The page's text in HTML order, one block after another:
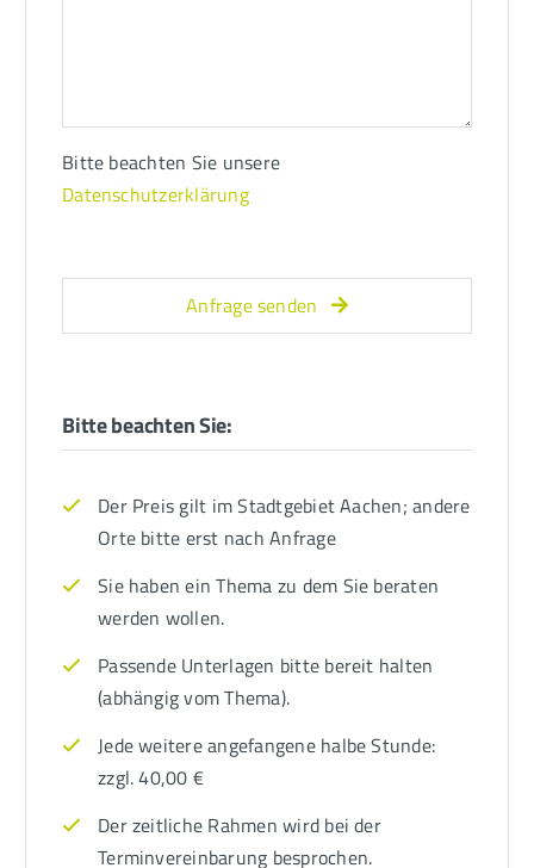
Bitte beachten Sie unsere
Datenschutzerklärung
Anfrage senden
Bitte beachten Sie:
Der Preis gilt im Stadtgebiet Aachen; andere
Orte bitte erst nach Anfrage
Sie haben ein Thema zu dem Sie beraten
werden wollen.
Passende Unterlagen bitte bereit halten
(abhängig vom Thema).
Jede weitere angefangene halbe Stunde:
zzgl. 40,00 €
Der zeitliche Rahmen wird bei der
Terminvereinbarung besprochen.